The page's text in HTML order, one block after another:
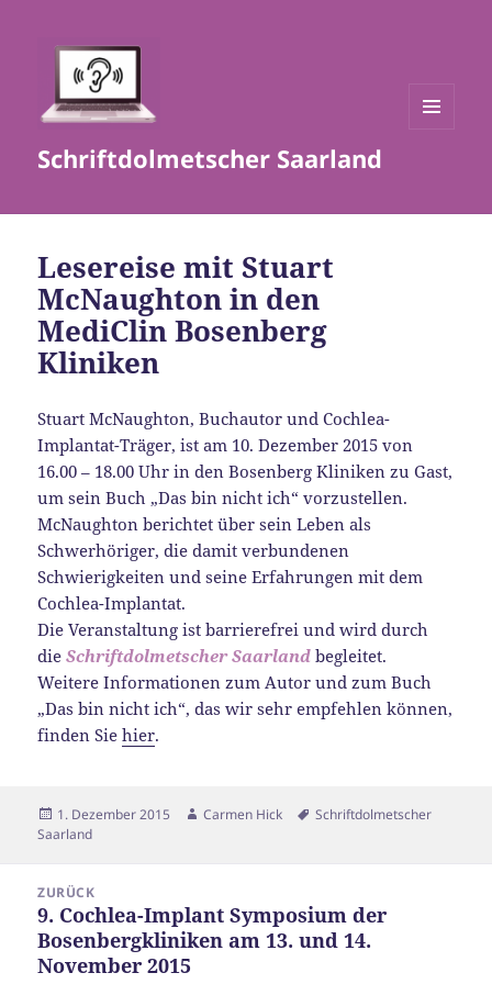
Schriftdolmetscher Saarland
Lesereise mit Stuart
McNaughton in den
MediClin Bosenberg
Kliniken
Stuart McNaughton, Buchautor und Cochlea-
Implantat-Träger, ist am 10. Dezember 2015 von
16.00 – 18.00 Uhr in den Bosenberg Kliniken zu Gast,
um sein Buch „Das bin nicht ich“ vorzustellen.
McNaughton berichtet über sein Leben als
Schwerhöriger, die damit verbundenen
Schwierigkeiten und seine Erfahrungen mit dem
Cochlea-Implantat.
Die Veranstaltung ist barrierefrei und wird durch
dieSchriftdolmetscher Saarland begleitet.
Weitere Informationen zum Autor und zum Buch
„Das bin nicht ich“, das wir sehr empfehlen können,
finden Siehier.
Veröffentlicht
am
1. Dezember 2015 Autor
Carmen Hick Schlagwörter
Schriftdolmetscher
Saarland
ZURÜCK
Vorheriger
Beitrag:
9. Cochlea-Implant Symposium der
Bosenbergkliniken am 13. und 14.
November 2015